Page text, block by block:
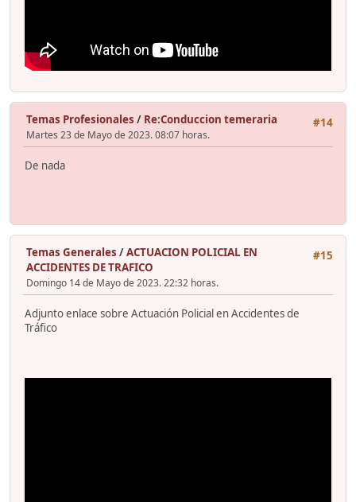
#14
Temas Profesionales / Re:Conduccion temeraria
Martes 23 de Mayo de 2023. 08:07 horas.
De nada
#15
Temas Generales /ACTUACION POLICIAL EN
ACCIDENTES DE TRAFICO
Domingo 14 de Mayo de 2023. 22:32 horas.
Adjunto enlace sobre Actuación Policial en Accidentes de
Tráfico